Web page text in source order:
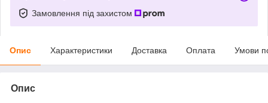
Замовлення під захистом
Опис Характеристики Доставка Оплата Умови
Опис